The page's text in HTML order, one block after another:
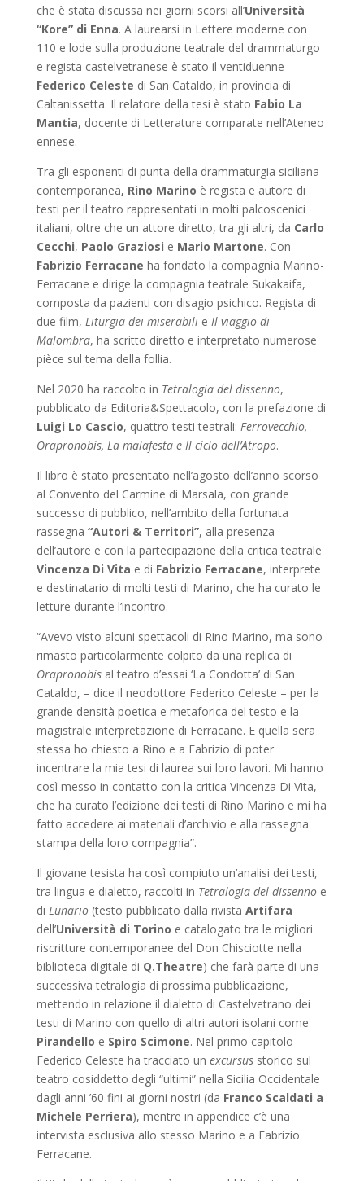
che è stata discussa nei giorni scorsi all’Università
“Kore” di Enna. A laurearsi in Lettere moderne con
110 e lode sulla produzione teatrale del drammaturgo
e regista castelvetranese è stato il ventiduenne
Federico Celeste di San Cataldo, in provincia di
Caltanissetta. Il relatore della tesi è stato Fabio La
Mantia, docente di Letterature comparate nell’Ateneo
ennese.
Tra gli esponenti di punta della drammaturgia siciliana
contemporanea, Rino Marino è regista e autore di
testi per il teatro rappresentati in molti palcoscenici
italiani, oltre che un attore diretto, tra gli altri, da Carlo
Cecchi, Paolo Graziosi e Mario Martone. Con
Fabrizio Ferracane ha fondato la compagnia Marino-
Ferracane e dirige la compagnia teatrale Sukakaifa,
composta da pazienti con disagio psichico. Regista di
due film, Liturgia dei miserabilie Il viaggio di
Malombra, ha scritto diretto e interpretato numerose
pièce sul tema della follia.
Nel 2020 ha raccolto in Tetralogia del dissenno,
pubblicato da Editoria&Spettacolo, con la prefazione di
Luigi Lo Cascio, quattro testi teatrali: Ferrovecchio,
Orapronobis, La malafesta e Il ciclo dell’Atropo.
Il libro è stato presentato nell’agosto dell’anno scorso
al Convento del Carmine di Marsala, con grande
successo di pubblico, nell’ambito della fortunata
rassegna “Autori & Territori”, alla presenza
dell’autore e con la partecipazione della critica teatrale
Vincenza Di Vita e di Fabrizio Ferracane, interprete
e destinatario di molti testi di Marino, che ha curato le
letture durante l’incontro.
“Avevo visto alcuni spettacoli di Rino Marino, ma sono
rimasto particolarmente colpito da una replica di
Orapronobisal teatro d’essai ‘La Condotta’ di San
Cataldo, – dice il neodottore Federico Celeste – per la
grande densità poetica e metaforica del testo e la
magistrale interpretazione di Ferracane. E quella sera
stessa ho chiesto a Rino e a Fabrizio di poter
incentrare la mia tesi di laurea sui loro lavori. Mi hanno
così messo in contatto con la critica Vincenza Di Vita,
che ha curato l’edizione dei testi di Rino Marino e mi ha
fatto accedere ai materiali d’archivio e alla rassegna
stampa della loro compagnia”.
Il giovane tesista ha così compiuto un’analisi dei testi,
tra lingua e dialetto, raccolti in Tetralogia del dissennoe
di Lunario(testo pubblicato dalla rivista Artifara
dell’Università di Torino e catalogato tra le migliori
riscritture contemporanee del Don Chisciotte nella
biblioteca digitale di Q.Theatre) che farà parte di una
successiva tetralogia di prossima pubblicazione,
mettendo in relazione il dialetto di Castelvetrano dei
testi di Marino con quello di altri autori isolani come
Pirandello e Spiro Scimone. Nel primo capitolo
Federico Celeste ha tracciato un excursus storico sul
teatro cosiddetto degli “ultimi” nella Sicilia Occidentale
dagli anni ’60 fini ai giorni nostri (da Franco Scaldati a
Michele Perriera), mentre in appendice c’è una
intervista esclusiva allo stesso Marino e a Fabrizio
Ferracane.